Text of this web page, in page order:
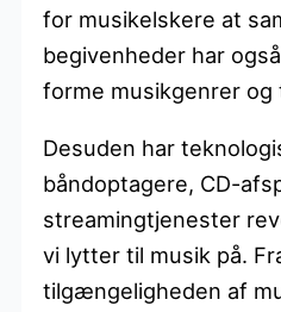
for musikelskere at
begivenheder har
forme musikgenrer og
Desuden har
båndoptagere, CD-
streamingtjenester
vi lytter til musik på.
tilgængeligheden af